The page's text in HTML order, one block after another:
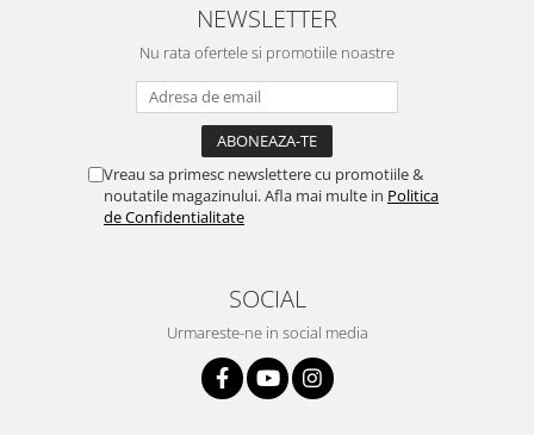
NEWSLETTER
Nu rata ofertele si promotiile noastre
Vreau sa primesc newslettere cu promotiile &
noutatile magazinului. Afla mai multe in Politica
de Confidentialitate
SOCIAL
Urmareste-ne in social media